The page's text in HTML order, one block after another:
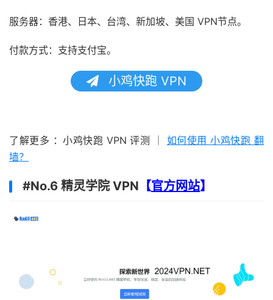
服务器：香港、日本、台湾、新加坡、美国 VPN节点。
付款方式：支持支付宝。
小鸡快跑 VPN
了解更多 ：小鸡快跑 VPN 评测 ｜ 如何使用 小鸡快跑 翻
墙？
#No.6 精灵学院 VPN 【官方网站】